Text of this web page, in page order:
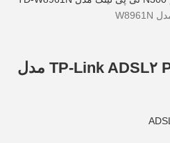
مودم روتر بی‌سیم TP-Link ADSL۲ Plus مدل